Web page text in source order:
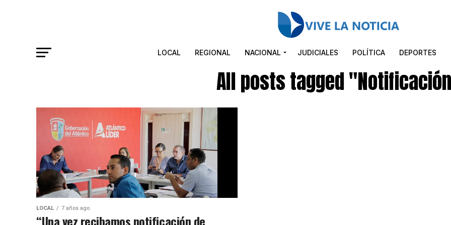
LOCAL REGIONAL NACIONAL JUDICIALES POLÍTICA DEPORTES
All posts tagged
LOCAL 7 años ago
“Una vez recibamos notificación de